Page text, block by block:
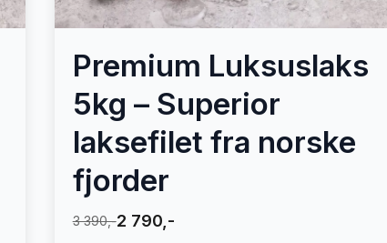
Premium Luksuslaks
5kg – Superior
laksefilet fra norske
fjorder
3 390,-2 790,-